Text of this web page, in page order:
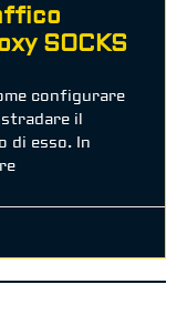
SOCKS
configurare
il
esso. In